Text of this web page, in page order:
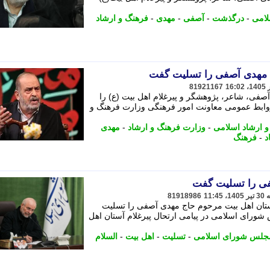
- درگذشت - آصفی - مهدی - فرهنگ و ارشاد
مهدی آصفی را تسلیت گفت
81921167
شاعر، پژوهشگر و پیرغلام اهل بیت (ع) را
عمومی معاونت امور فرهنگی وزارت فرهنگ و
ارشاد اسلامی - وزارت فرهنگ و ارشاد - مهدی
- فرهنگ
را تسلیت گفت
81918986
اهل بیت مرحوم حاج مهدی آصفی را تسلیت
اسلامی در پیامی ارتحال پیرغلام آستان اهل
شورای اسلامی - تسلیت - اهل بیت - السلام